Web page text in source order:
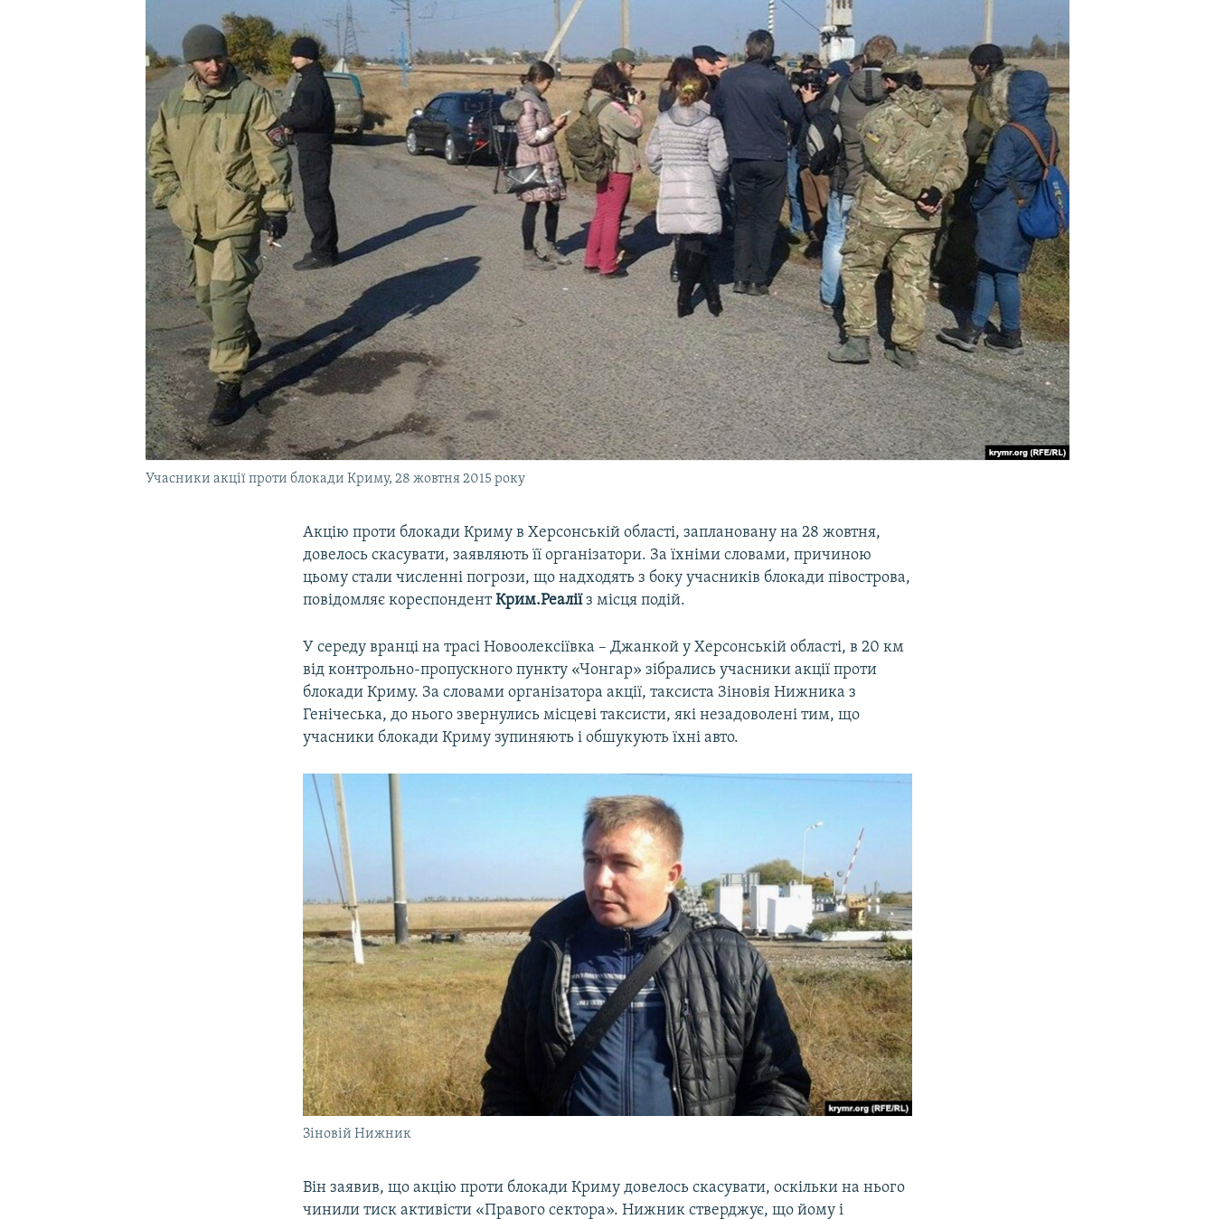
УКРАЇНСЬКА ПРОБЛЕМА КРИМУ
Учасники акції проти блокади Криму, 28 жовтня 2015 року
Акцію проти блокади Криму в Херсонській області, заплановану на 28 жовтня,
довелось скасувати, заявляють її організатори. За їхніми словами, причиною
цьому стали численні погрози, що надходять з боку учасників блокади півострова,
повідомляє кореспондентКрим.Реаліїз місця подій.
У середу вранці на трасі Новоолексіївка – Джанкой у Херсонській області, в 20 км
від контрольно-пропускного пункту «Чонгар» зібрались учасники акції проти
блокади Криму. За словами організатора акції, таксиста Зіновія Нижника з
Генічеська, до нього звернулись місцеві таксисти, які незадоволені тим, що
учасники блокади Криму зупиняють і обшукують їхні авто.
Зіновій Нижник
Він заявив, що акцію проти блокади Криму довелось скасувати, оскільки на нього
чинили тиск активісти «Правого сектора». Нижник стверджує, що йому і